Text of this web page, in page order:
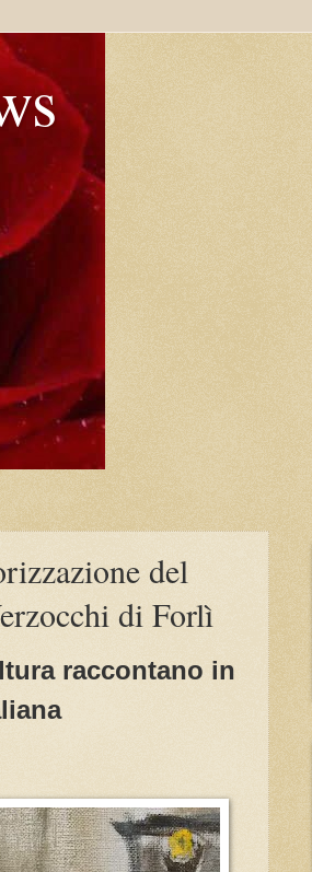
del
di Forlì
raccontano in